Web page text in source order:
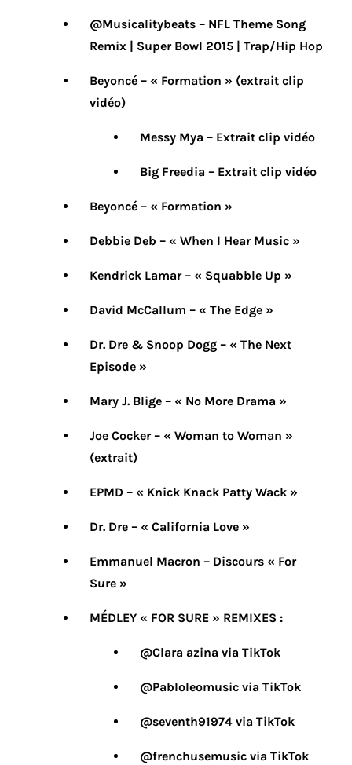
@Musicalitybeats – NFL Theme Song
Remix | Super Bowl 2015 | Trap/Hip Hop
Beyoncé – « Formation » (extrait clip
vidéo)
Messy Mya – Extrait clip vidéo
Big Freedia – Extrait clip vidéo
Beyoncé – « Formation »
Debbie Deb – « When I Hear Music »
Kendrick Lamar – « Squabble Up »
David McCallum – « The Edge »
Dr. Dre & Snoop Dogg – « The Next
Episode »
Mary J. Blige – « No More Drama »
Joe Cocker – « Woman to Woman »
(extrait)
EPMD – « Knick Knack Patty Wack »
Dr. Dre – « California Love »
Emmanuel Macron – Discours « For
Sure »
MÉDLEY « FOR SURE » REMIXES :
@Clara azina via TikTok
@Pabloleomusic via TikTok
@seventh91974 via TikTok
@frenchusemusic via TikTok